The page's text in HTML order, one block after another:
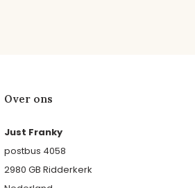
Over ons
Just Franky
postbus 4058
2980 GB Ridderkerk